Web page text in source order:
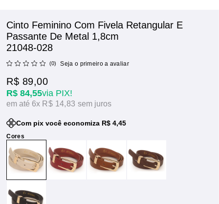
Cinto Feminino Com Fivela Retangular E
Passante De Metal 1,8cm
21048-028
(0) Seja o primeiro a avaliar
R$ 84,55via PIX!
R$ 89,00
6x R$ 14,83sem juros
Com pix você economiza R$ 4,45